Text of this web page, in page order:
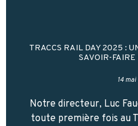
TRACCS RAIL DAY 2025 :
SAVOIR-
14
Notre directeur, Luc
toute première fois au